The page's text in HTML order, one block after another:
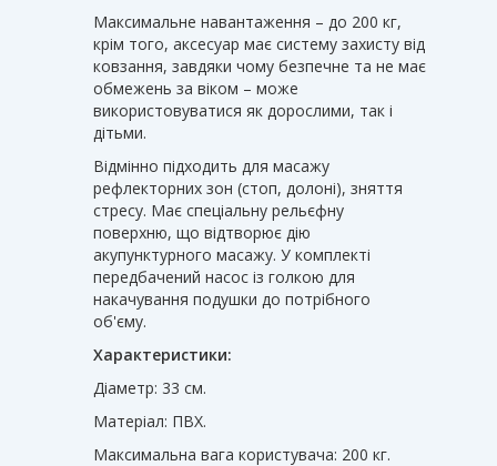
Максимальне навантаження – до 200 кг,
крім того, аксесуар має систему захисту від
ковзання, завдяки чому безпечне та не має
обмежень за віком – може
використовуватися як дорослими, так і
дітьми.
Відмінно підходить для масажу
рефлекторних зон (стоп, долоні), зняття
стресу. Має спеціальну рельєфну
поверхню, що відтворює дію
акупунктурного масажу. У комплекті
передбачений насос із голкою для
накачування подушки до потрібного
об'єму.
Характеристики:
Діаметр: 33 см.
Матеріал: ПВХ.
Максимальна вага користувача: 200 кг.